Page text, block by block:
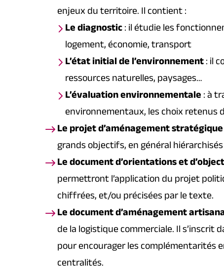
enjeux du territoire. Il contient :
Le diagnostic: il étudie les
logement, économie, transport
L’état initial de l’environnement: il
ressources naturelles, paysages…
L’évaluation environnementale: à
environnementaux, les choix retenus
Le projet d’aménagement stratégique
grands objectifs, en général
Le document d’orientations et
permettront l’application du projet
chiffrées, et/ou précisées par le texte.
Le document d’aménagement
de la logistique commerciale. Il
pour encourager les complémentarités
centralités.